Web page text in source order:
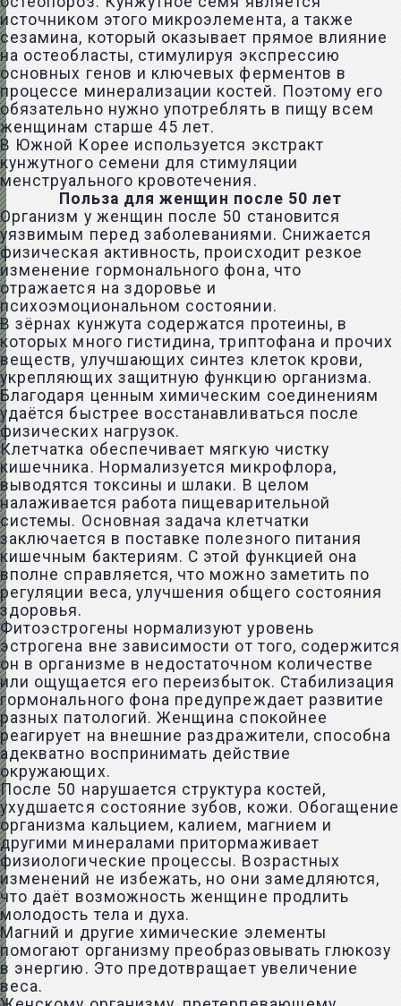
источником этого микроэлемента, а также
сезамина, который оказывает прямое влияние
на остеобласты, стимулируя экспрессию
основных генов и ключевых ферментов в
процессе минерализации костей. Поэтому его
обязательно нужно употреблять в пищу всем
женщинам старше 45 лет.
В Южной Корее используется экстракт
кунжутного семени для стимуляции
менструального кровотечения.
Польза для женщин после 50 лет
Организм у женщин после 50 становится
уязвимым перед заболеваниями. Снижается
физическая активность, происходит резкое
изменение гормонального фона, что
отражается на здоровье и
психоэмоциональном состоянии.
В зёрнах кунжута содержатся протеины, в
которых много гистидина, триптофана и прочих
веществ, улучшающих синтез клеток крови,
укрепляющих защитную функцию организма.
Благодаря ценным химическим соединениям
удаётся быстрее восстанавливаться после
физических нагрузок.
Клетчатка обеспечивает мягкую чистку
кишечника. Нормализуется микрофлора,
выводятся токсины и шлаки. В целом
налаживается работа пищеварительной
системы. Основная задача клетчатки
заключается в поставке полезного питания
кишечным бактериям. С этой функцией она
вполне справляется, что можно заметить по
регуляции веса, улучшения общего состояния
здоровья.
Фитоэстрогены нормализуютуровень
эстрогена вне зависимости от того, содержится
он в организме в недостаточном количестве
или ощущается его переизбыток. Стабилизация
гормонального фона предупреждает развитие
разных патологий. Женщина спокойнее
реагирует на внешние раздражители, способна
адекватно воспринимать действие
окружающих.
После 50 нарушается структура костей,
ухудшается состояние зубов, кожи. Обогащение
организма кальцием, калием, магнием и
другими минералами притормаживает
физиологические процессы. Возрастных
изменений не избежать, но они замедляются,
что даёт возможность женщине продлить
молодость тела и духа.
Магний и другие химические элементы
помогают организму преобразовывать глюкозу
в энергию. Это предотвращает увеличение
веса.